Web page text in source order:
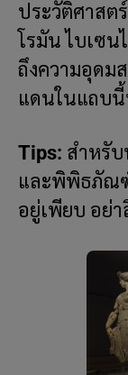
ประวัติศาสต
โรมัน ไบเซ
ถึงความอุดม
แดนในแถบ
Tips: สำหรั
และพิพิธภัณฑ์
อยู่เพียบ อย่